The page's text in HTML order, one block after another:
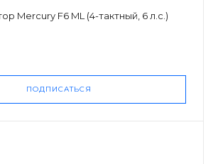
Mercury F6 ML (4-тактный, 6 л.с.)
ПОДПИСАТЬСЯ